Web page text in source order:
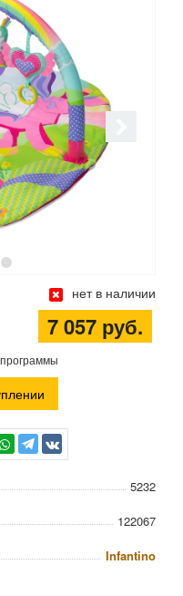
нет в наличии
7 057 руб.
TG
5232
122067
Infantino